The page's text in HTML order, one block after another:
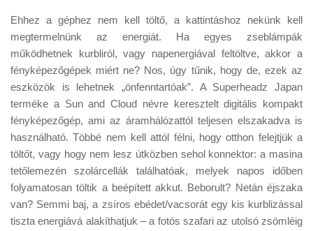
Tanácsok
Érdekességek
Helyszíni Riport
E-BB
Ehhez a géphez nem kell töltő, a kattintáshoz nekünk kell
megtermelnünk az energiát. Ha egyes zseblámpák
működhetnek kurbliról, vagy napenergiával feltöltve, akkor a
fényképezőgépek miért ne? Nos, úgy tűnik, hogy de, ezek az
eszközök is lehetnek „önfenntartóak”. A Superheadz Japan
terméke a Sun and Cloud névre keresztelt digitális kompakt
fényképezőgép, ami az áramhálózattól teljesen elszakadva is
használható. Többé nem kell attól félni, hogy otthon felejtjük a
töltőt, vagy hogy nem lesz útközben sehol konnektor: a masina
tetőlemezén szolárcellák találhatóak, melyek napos időben
folyamatosan töltik a beépített akkut. Beborult? Netán éjszaka
van? Semmi baj, a zsíros ebédet/vacsorát egy kis kurblizással
tiszta energiává alakíthatjuk – a fotós szafari az utolsó zsömléig